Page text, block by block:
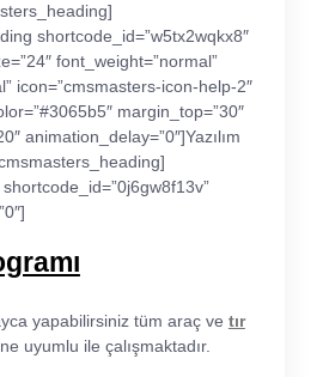
shortcode_id=”w5tx2wqkx8″
font_weight=”normal”
icon=”cmsmasters-icon-help-2″
margin_top=”30″
animation_delay=”0″]Yazılım
yapabilirsiniz tüm araç ve tır
uyumlu ile çalışmaktadır.